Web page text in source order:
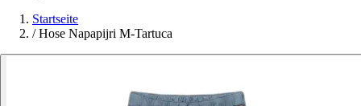
Startseite
/ Hose Napapijri M-Tartuca